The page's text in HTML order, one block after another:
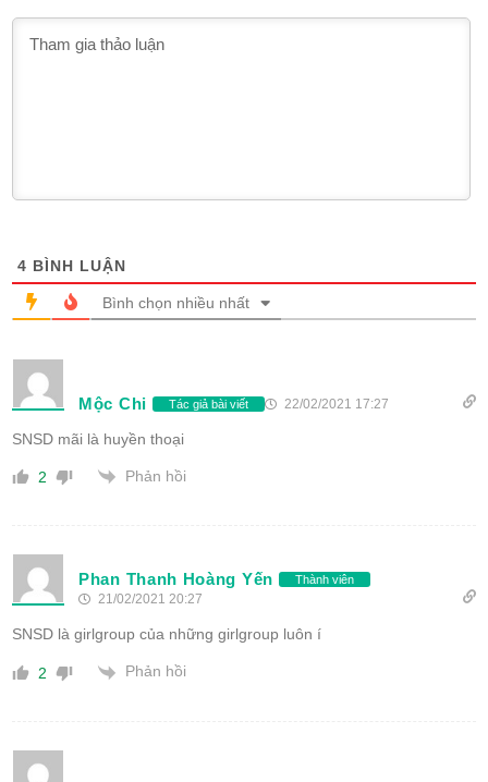
4 BÌNH LUẬN
Bình chọn nhiều nhất
Mộc Chi Tác giả bài viết 22/02/2021 17:27
SNSD mãi là huyền thoại
2 Phản hồi
Phan Thanh Hoàng Yến Thành viên
21/02/2021 20:27
SNSD là girlgroup của những girlgroup luôn í
2 Phản hồi